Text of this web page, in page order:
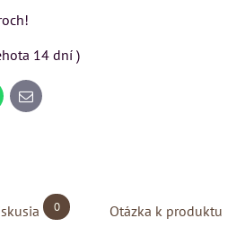
14 dní )
E-
mail
0 Otázka k produktu